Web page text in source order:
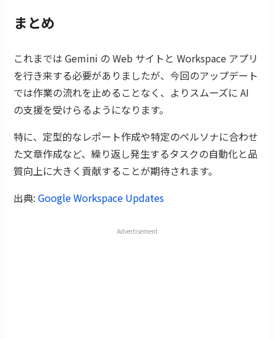
まとめ
これまでは Gemini の Web サイトと Workspace アプリ
を行き来する必要がありましたが、今回のアップデート
では作業の流れを止めることなく、よりスムーズに AI
の支援を受けらるようになります。
特に、定型的なレポート作成や特定のペルソナに合わせ
た文章作成など、繰り返し発生するタスクの自動化と品
質向上に大きく貢献することが期待されます。
出典:Google Workspace Updates
Advertisement